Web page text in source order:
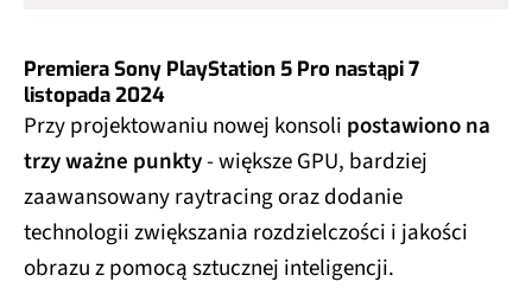
Premiera Sony PlayStation 5 Pro nastąpi 7
listopada 2024
Przy projektowaniu nowej konsoli postawiono na
trzy ważne punkty- większe GPU, bardziej
zaawansowany raytracing oraz dodanie
technologii zwiększania rozdzielczości i jakości
obrazu z pomocą sztucznej inteligencji.